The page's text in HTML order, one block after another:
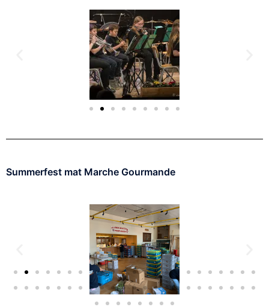
Summerfest mat Marche Gourmande